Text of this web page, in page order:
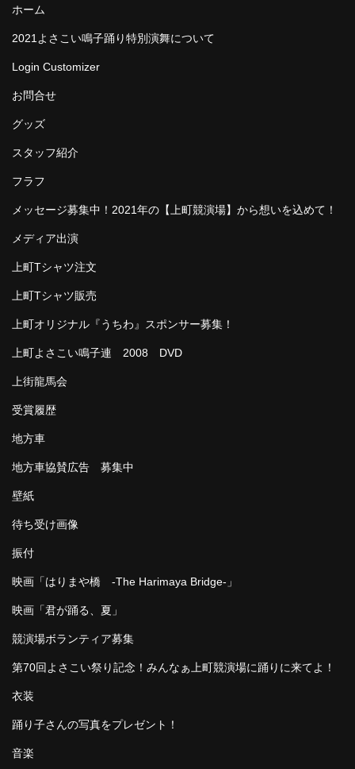
ホーム
2021よさこい鳴子踊り特別演舞について
Login Customizer
お問合せ
グッズ
スタッフ紹介
フラフ
メッセージ募集中！2021年の【上町競演場】から想いを込めて！
メディア出演
上町Tシャツ注文
上町Tシャツ販売
上町オリジナル『うちわ』スポンサー募集！
上町よさこい鳴子連 2008 DVD
上街龍馬会
受賞履歴
地方車
地方車協賛広告 募集中
壁紙
待ち受け画像
振付
映画「はりまや橋 -The Harimaya Bridge-」
映画「君が踊る、夏」
競演場ボランティア募集
第70回よさこい祭り記念！みんなぁ上町競演場に踊りに来てよ！
衣装
踊り子さんの写真をプレゼント！
音楽